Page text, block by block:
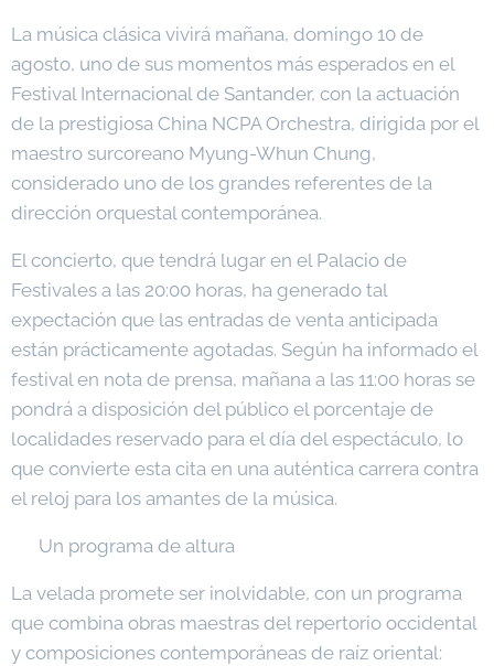
La música clásica vivirá mañana, domingo 10 de
agosto, uno de sus momentos más esperados en el
Festival Internacional de Santander, con la actuación
de la prestigiosa China NCPA Orchestra, dirigida por el
maestro surcoreano Myung-Whun Chung,
considerado uno de los grandes referentes de la
dirección orquestal contemporánea.
El concierto, que tendrá lugar en el Palacio de
Festivales a las 20:00 horas, ha generado tal
expectación que las entradas de venta anticipada
están prácticamente agotadas. Según ha informado el
festival en nota de prensa, mañana a las 11:00 horas se
pondrá a disposición del público el porcentaje de
localidades reservado para el día del espectáculo, lo
que convierte esta cita en una auténtica carrera contra
el reloj para los amantes de la música.
🎹 Un programa de altura
La velada promete ser inolvidable, con un programa
que combina obras maestras del repertorio occidental
y composiciones contemporáneas de raíz oriental: